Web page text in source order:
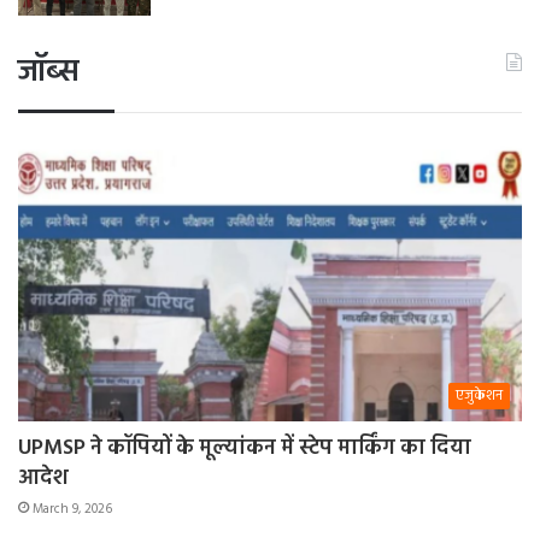
जॉब्स
एजुकेशन
UPMSP ने कॉपियों के मूल्यांकन में स्टेप मार्किंग का दिया
आदेश
March 9, 2026